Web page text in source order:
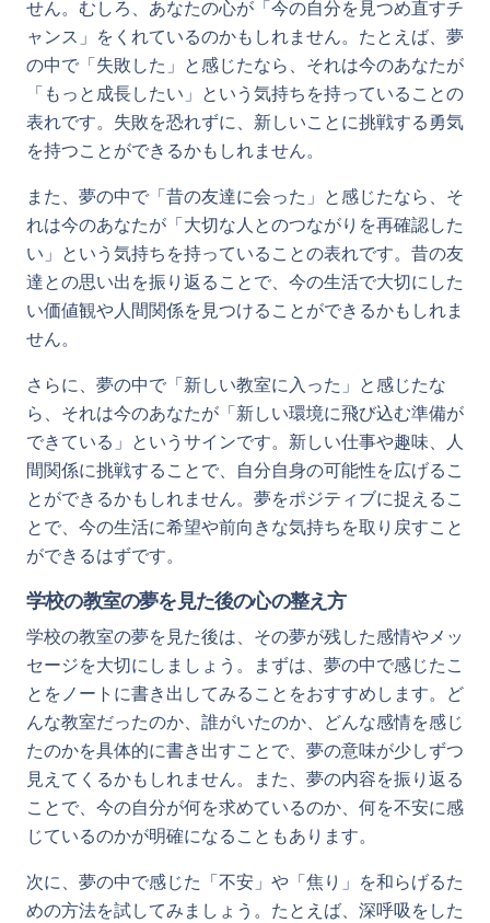
せん。むしろ、あなたの心が「今の自分を見つめ直すチ
ャンス」をくれているのかもしれません。たとえば、夢
の中で「失敗した」と感じたなら、それは今のあなたが
「もっと成長したい」という気持ちを持っていることの
表れです。失敗を恐れずに、新しいことに挑戦する勇気
を持つことができるかもしれません。
また、夢の中で「昔の友達に会った」と感じたなら、そ
れは今のあなたが「大切な人とのつながりを再確認した
い」という気持ちを持っていることの表れです。昔の友
達との思い出を振り返ることで、今の生活で大切にした
い価値観や人間関係を見つけることができるかもしれま
せん。
さらに、夢の中で「新しい教室に入った」と感じたな
ら、それは今のあなたが「新しい環境に飛び込む準備が
できている」というサインです。新しい仕事や趣味、人
間関係に挑戦することで、自分自身の可能性を広げるこ
とができるかもしれません。夢をポジティブに捉えるこ
とで、今の生活に希望や前向きな気持ちを取り戻すこと
ができるはずです。
学校の教室の夢を見た後の心の整え方
学校の教室の夢を見た後は、その夢が残した感情やメッ
セージを大切にしましょう。まずは、夢の中で感じたこ
とをノートに書き出してみることをおすすめします。ど
んな教室だったのか、誰がいたのか、どんな感情を感じ
たのかを具体的に書き出すことで、夢の意味が少しずつ
見えてくるかもしれません。また、夢の内容を振り返る
ことで、今の自分が何を求めているのか、何を不安に感
じているのかが明確になることもあります。
次に、夢の中で感じた「不安」や「焦り」を和らげるた
めの方法を試してみましょう。たとえば、深呼吸をした